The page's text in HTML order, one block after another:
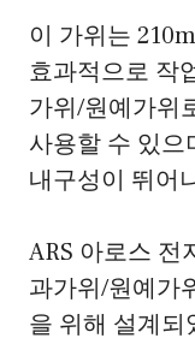
이 가위는
효과적으로 작
가위/원예가위
사용할 수 있으
내구성이 뛰어
ARS 아로스 전
과가위/원예가
을 위해 설계되